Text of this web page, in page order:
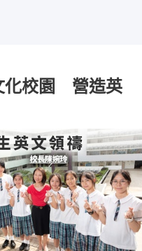
化校園 營造英